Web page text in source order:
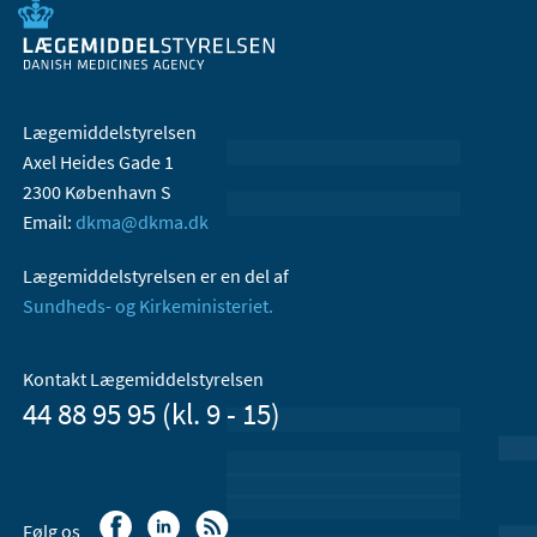
Lægemiddelstyrelsen
Axel Heides Gade 1
2300 København S
Email: dkma@dkma.dk
Lægemiddelstyrelsen er en del af
Sundheds- og Kirkeministeriet.
Kontakt Lægemiddelstyrelsen
44 88 95 95 (kl. 9 - 15)
Følg os